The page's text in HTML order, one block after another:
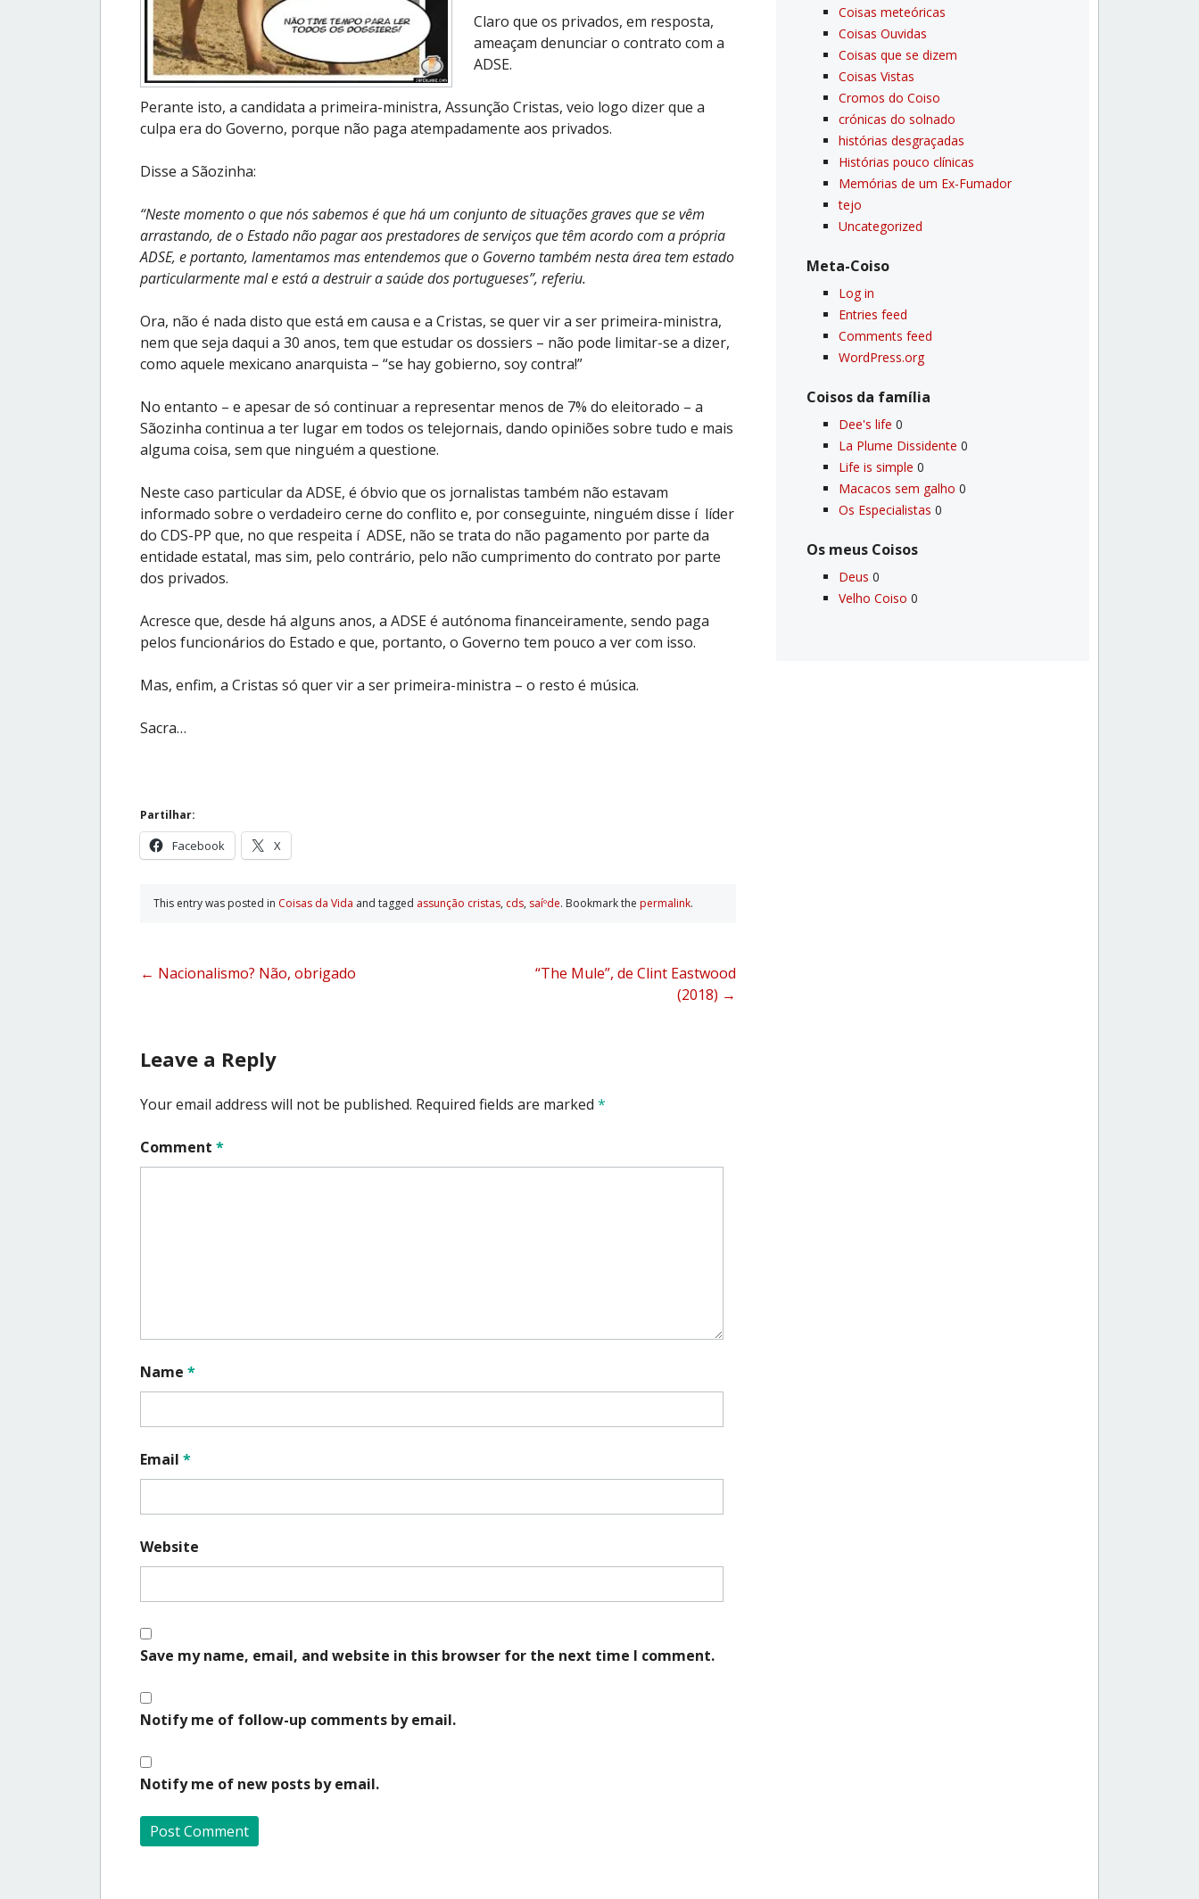
Claro que os privados, em resposta,
ameaçam denunciar o contrato com a
ADSE.
Perante isto, a candidata a primeira-ministra, Assunção Cristas, veio logo dizer que a
culpa era do Governo, porque não paga atempadamente aos privados.
Disse a Sãozinha:
“Neste momento o que nós sabemos é que há um conjunto de situações graves que se vêm
arrastando, de o Estado não pagar aos prestadores de serviços que têm acordo com a própria
ADSE, e portanto, lamentamos mas entendemos que o Governo também nesta área tem estado
particularmente mal e está a destruir a saúde dos portugueses”, referiu.
Ora, não é nada disto que está em causa e a Cristas, se quer vir a ser primeira-ministra,
nem que seja daqui a 30 anos, tem que estudar os dossiers – não pode limitar-se a dizer,
como aquele mexicano anarquista – “se hay gobierno, soy contra!”
No entanto – e apesar de só continuar a representar menos de 7% do eleitorado – a
Sãozinha continua a ter lugar em todos os telejornais, dando opiniões sobre tudo e mais
alguma coisa, sem que ninguém a questione.
Neste caso particular da ADSE, é óbvio que os jornalistas também não estavam
informado sobre o verdadeiro cerne do conflito e, por conseguinte, ninguém disse í líder
do CDS-PP que, no que respeita í ADSE, não se trata do não pagamento por parte da
entidade estatal, mas sim, pelo contrário, pelo não cumprimento do contrato por parte
dos privados.
Acresce que, desde há alguns anos, a ADSE é autónoma financeiramente, sendo paga
pelos funcionários do Estado e que, portanto, o Governo tem pouco a ver com isso.
Mas, enfim, a Cristas só quer vir a ser primeira-ministra – o resto é música.
Sacra…
Partilhar:
Facebook X
This entry was posted in Coisas da Vida and tagged assunção cristas, cds, saíºde. Bookmark the permalink.
Post
← Nacionalismo? Não, obrigado
“The Mule”, de Clint Eastwood
(2018) →
Leave a Reply
Your email address will not be published. Required fields are marked *
Comment *
Name *
Email *
Website
Save my name, email, and website in this browser for the next time I comment.
Notify me of follow-up comments by email.
Notify me of new posts by email.
Coisas meteóricas
Coisas Ouvidas
Coisas que se dizem
Coisas Vistas
Cromos do Coiso
crónicas do solnado
histórias desgraçadas
Histórias pouco clí­nicas
Memórias de um Ex-Fumador
tejo
Uncategorized
Meta-Coiso
Log in
Entries feed
Comments feed
WordPress.org
Coisos da famí­lia
Dee's life 0
La Plume Dissidente 0
Life is simple 0
Macacos sem galho 0
Os Especialistas 0
Os meus Coisos
Deus 0
Velho Coiso 0